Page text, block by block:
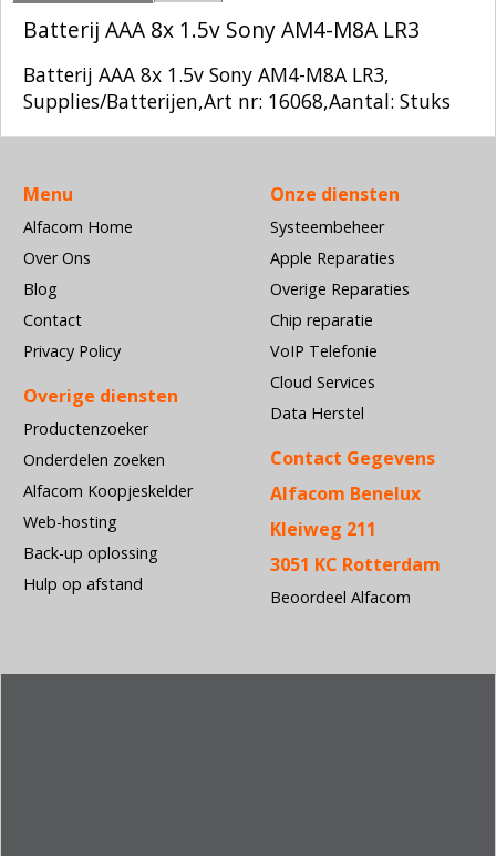
Batterij AAA 8x 1.5v Sony AM4-M8A LR3
Batterij AAA 8x 1.5v Sony AM4-M8A LR3,
Supplies/Batterijen,Art nr: 16068,Aantal: Stuks
Menu
Alfacom Home
Over Ons
Blog
Contact
Privacy Policy
Onze diensten
Systeembeheer
Apple Reparaties
Overige Reparaties
Chip reparatie
VoIP Telefonie
Cloud Services
Data Herstel
Overige diensten
Productenzoeker
Onderdelen zoeken
Alfacom Koopjeskelder
Web-hosting
Back-up oplossing
Hulp op afstand
Contact Gegevens
Alfacom Benelux
Kleiweg 211
3051 KC Rotterdam
Beoordeel Alfacom